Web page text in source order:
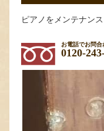
ピアノをメンテナン
お電話でお問合
0120-